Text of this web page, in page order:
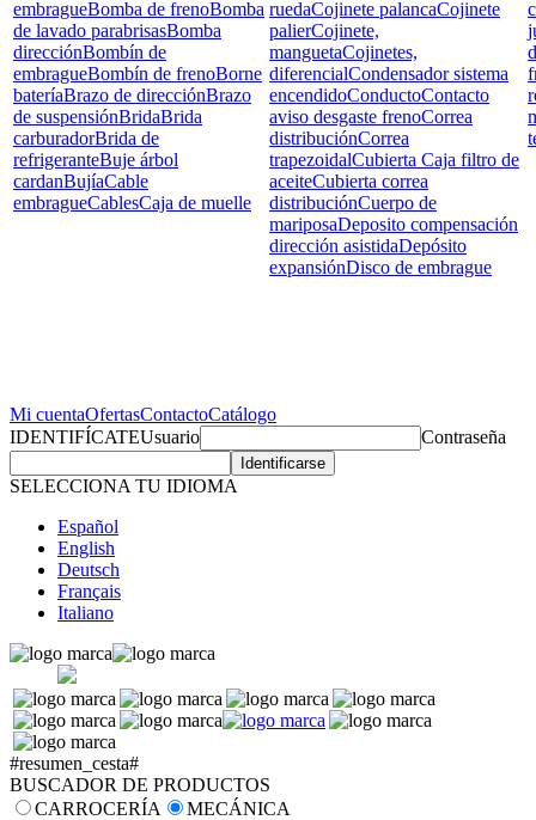
embragueBomba de frenoBomba
de lavado parabrisasBomba
direcciónBombín de
embragueBombín de frenoBorne
bateríaBrazo de direcciónBrazo
de suspensiónBridaBrida
carburadorBrida de
refrigeranteBuje árbol
cardanBujíaCable
embragueCablesCaja de muelle
ruedaCojinete palancaCojinete
palierCojinete,
manguetaCojinetes,
diferencialCondensador sistema
encendidoConductoContacto
aviso desgaste frenoCorrea
distribuciónCorrea
trapezoidalCubierta Caja filtro de
aceiteCubierta correa
distribuciónCuerpo de
mariposaDeposito compensación
dirección asistidaDepósito
expansiónDisco de embrague
Mi cuentaOfertasContactoCatálogo
IDENTIFÍCATEUsuario Contraseña
SELECCIONA TU IDIOMA
Español
English
Deutsch
Français
Italiano
#resumen_cesta#
BUSCADOR DE PRODUCTOS
CARROCERÍA
MECÁNICA